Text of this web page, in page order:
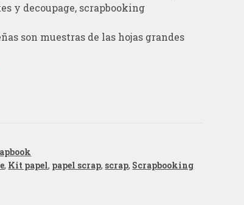
y decoupage, scrapbooking
son muestras de las hojas grandes
, Kit papel, papel scrap, scrap, Scrapbooking